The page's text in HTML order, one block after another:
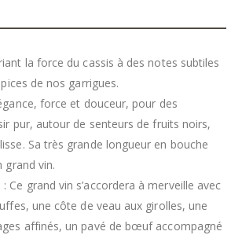
la force du cassis à des notes subtiles
de nos garrigues.
force et douceur, pour des
pur, autour de senteurs de fruits noirs,
Sa très grande longueur en bouche
grand vin.
Ce grand vin s’accordera à merveille avec
une côte de veau aux girolles, une
affinés, un pavé de bœuf accompagné